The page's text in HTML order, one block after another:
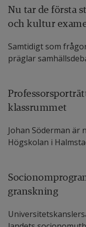
Nu tar de första
och kultur
Samtidigt som
präglar
klassrummet
Johan Söderman är
Högskolan i
granskning